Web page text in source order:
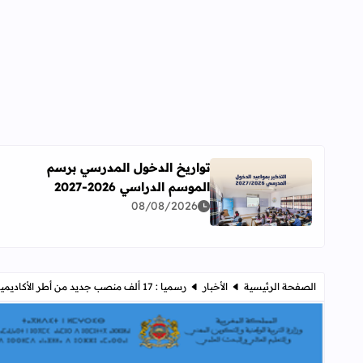
اقرأ المزيد عن تواريخ الدخول المدرسي برسم الموسم
تواريخ الدخول المدرسي برسم
الموسم الدراسي 2026-2027
08/08/2026
الصفحة الرئيسية الأخبار رسميا : 17 ألف منصب جديد من أطر الأكاديميات الجهوية برسم ميزانية 2022